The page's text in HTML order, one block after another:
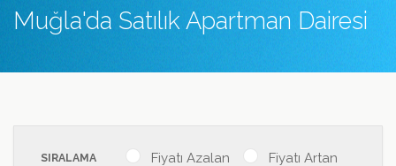
Muğla'da Satılık Apartman Dairesi
SIRALAMA Fiyatı Azalan Fiyatı Artan